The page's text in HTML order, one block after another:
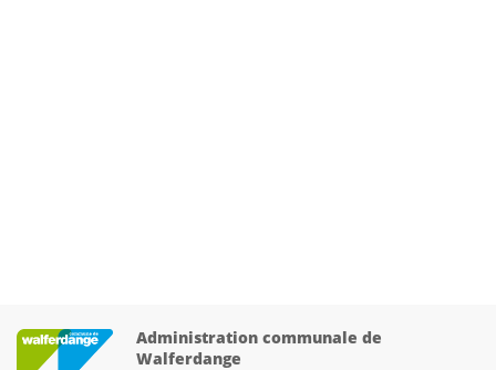
Administration communale de
Walferdange